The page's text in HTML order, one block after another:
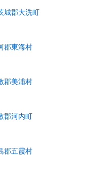
城郡大洗町
郡東海村
郡美浦村
郡河内町
郡五霞村